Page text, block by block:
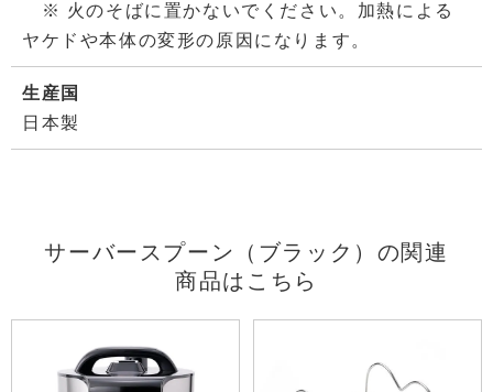
※ 火のそばに置かないでください。加熱による
ヤケドや本体の変形の原因になります。
生産国
日本製
サーバースプーン（ブラック）の関連
商品はこちら